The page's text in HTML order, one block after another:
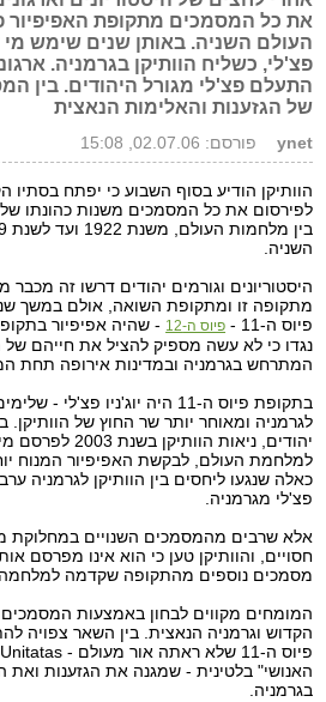
העולם השניה. באותן שנים שימש מי
פצ'לי, כשליח הוותיקן בגרמניה.
התעלם פצ'לי מגורל היהודים. בין
של הגזענות והאלימות הנאצית
ynet פורסם: 02.07.06, 15:08
הוותיקן הודיע בסוף השבוע כי יפתח בסתיו
השניה.
היסטוריונים וגורמים יהודים דרשו זה
מתקופה זו ומתקופת השואה, אולם במשך
פיוס ה-11 -
פיוס ה-12
- שהיה אפיפיור
נגדו כי לא עשה מספיק להציל את חייהם של
המתרחש בגרמניה ובמדינות אירופה תחת
לגרמניה ומאוחר יותר שר החוץ של הוותיקן.
יהודים, ניאות
למלחמת העולם, לבקשת האפיפיור המנוח
כאלה שנגעו ליחסים בין הוותיקן לגרמניה
פצ'לי מגרמניה.
אלא שרבים מהמסמכים השנויים במחלוקת
חסויים, והוותיקן טען כי הוא אינו מפרסם
מסמכים נוספים מהתקופה שקדמה למלחמה
המומחים מקווים לבחון באמצעות
הקדוש וגרמניה הנאצית. בין השאר צפויה
האנושי" בלטינית - שמגנה את הגזענות
בגרמניה.